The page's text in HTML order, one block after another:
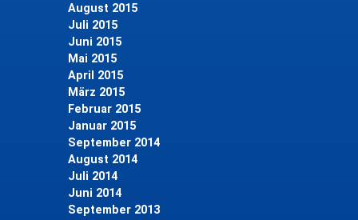
August 2015
Juli 2015
Juni 2015
Mai 2015
April 2015
März 2015
Februar 2015
Januar 2015
September 2014
August 2014
Juli 2014
Juni 2014
September 2013